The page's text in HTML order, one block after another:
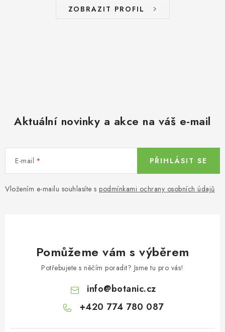
ZOBRAZIT PROFIL
Aktuální novinky a akce na váš e-mail
E-mail
Vložením e-mailu souhlasíte s podmínkami ochrany osobních údajů
PŘIHLÁSIT SE
Pomůžeme vám s výběrem
Potřebujete s něčím poradit? Jsme tu pro vás!
info@botanic.cz
+420 774 780 087